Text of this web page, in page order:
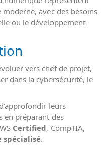
avec des besoins
ou le développement
vers chef de projet,
dans la cybersécurité, le
leurs
en préparant des
Certified, CompTIA,
spécialisé.